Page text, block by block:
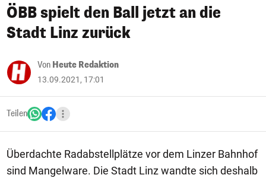
ÖBB spielt den Ball jetzt an die
Stadt Linz zurück
Von Heute Redaktion
13.09.2021, 17:01
Teilen
Überdachte Radabstellplätze vor dem Linzer Bahnhof
sind Mangelware. Die Stadt Linz wandte sich deshalb